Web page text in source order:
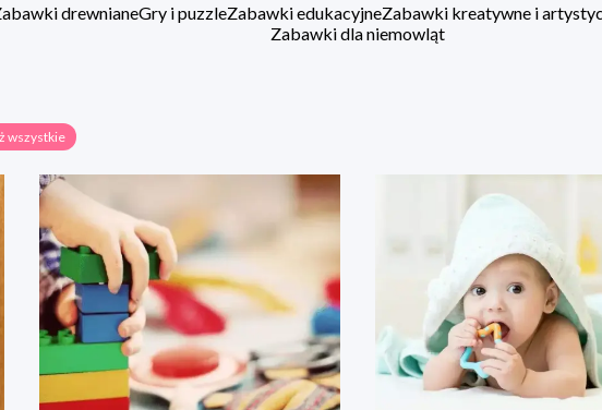
drewnianeGry i puzzleZabawki edukacyjneZabawki kreatywne i
Zabawki dla niemowląt
wszystkie